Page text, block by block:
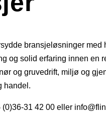
bransjeløsninger
og solid erfaring innen en
og gruvedrift, miljø og
handel.
(0)36-31 42 00 eller